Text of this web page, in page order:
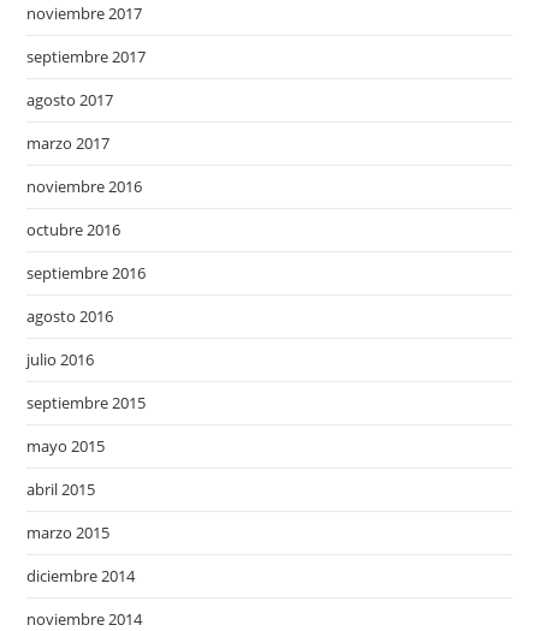
noviembre 2017
septiembre 2017
agosto 2017
marzo 2017
noviembre 2016
octubre 2016
septiembre 2016
agosto 2016
julio 2016
septiembre 2015
mayo 2015
abril 2015
marzo 2015
diciembre 2014
noviembre 2014